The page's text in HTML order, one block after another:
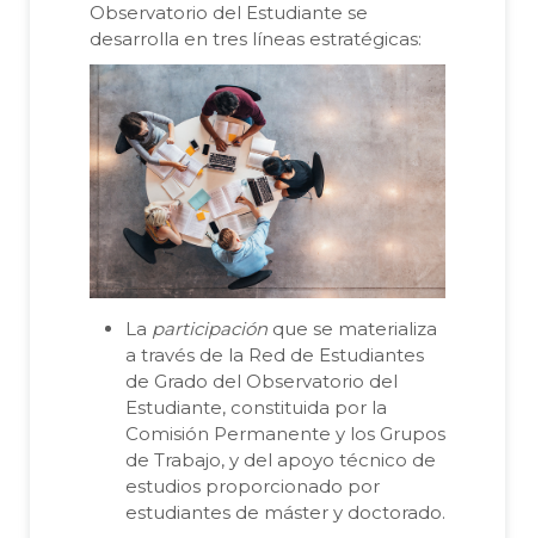
Observatorio del Estudiante se
desarrolla en tres líneas estratégicas:
La participación que se materializa
a través de la Red de Estudiantes
de Grado del Observatorio del
Estudiante, constituida por la
Comisión Permanente y los Grupos
de Trabajo, y del apoyo técnico de
estudios proporcionado por
estudiantes de máster y doctorado.